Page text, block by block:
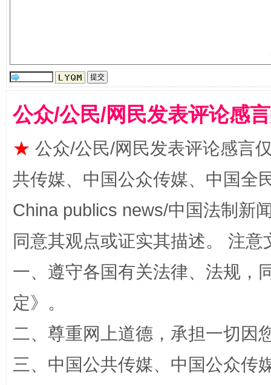
公众/公民/网民发表评论感
★ 公众/公民/网民发表评论感言
共传媒、中国公众传媒、中国全
China publics news/中国法制新
同意其观点或证实其描述。 注
一、遵守各国有关法律、法规，
定》。
二、尊重网上道德，承担一切因
三、中国公共传媒、中国公众传